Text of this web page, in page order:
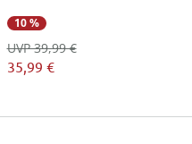
10 %
35,99 €
UVP 39,99 €